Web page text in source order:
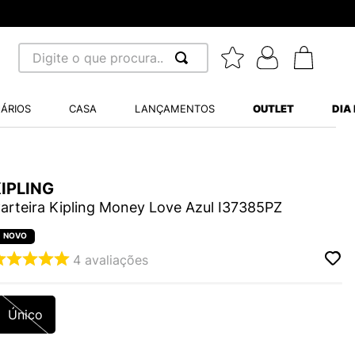
Digite o que procura...
CASA LANÇAMENTOS OUTLET DIA
Kipling Money Love Azul I37385PZ
4 avaliações
Único
BALANCE 530
VANS ULTRARANGE